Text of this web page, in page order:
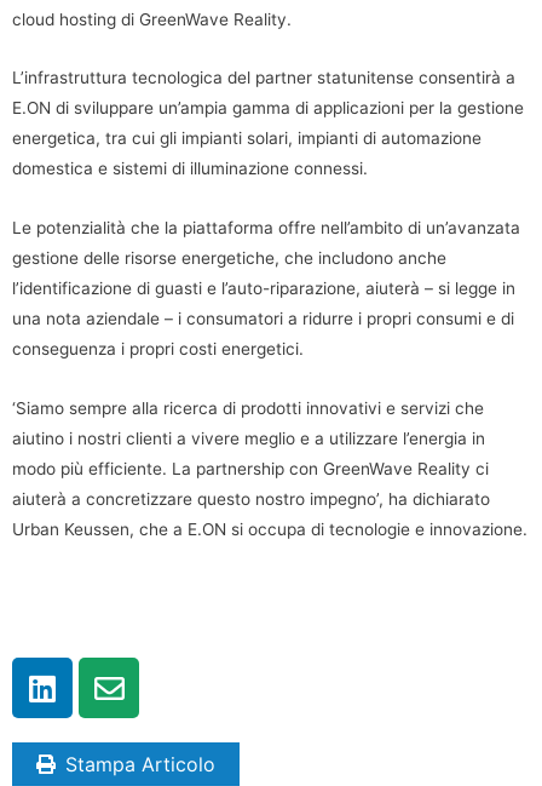
cloud hosting di GreenWave Reality.
L’infrastruttura tecnologica del partner statunitense consentirà a
E.ON di sviluppare un’ampia gamma di applicazioni per la gestione
energetica, tra cui gli impianti solari, impianti di automazione
domestica e sistemi di illuminazione connessi.
Le potenzialità che la piattaforma offre nell’ambito di un’avanzata
gestione delle risorse energetiche, che includono anche
l’identificazione di guasti e l’auto-riparazione, aiuterà – si legge in
una nota aziendale – i consumatori a ridurre i propri consumi e di
conseguenza i propri costi energetici.
‘Siamo sempre alla ricerca di prodotti innovativi e servizi che
aiutino i nostri clienti a vivere meglio e a utilizzare l’energia in
modo più efficiente. La partnership con GreenWave Reality ci
aiuterà a concretizzare questo nostro impegno’, ha dichiarato
Urban Keussen, che a E.ON si occupa di tecnologie e innovazione.
Stampa Articolo